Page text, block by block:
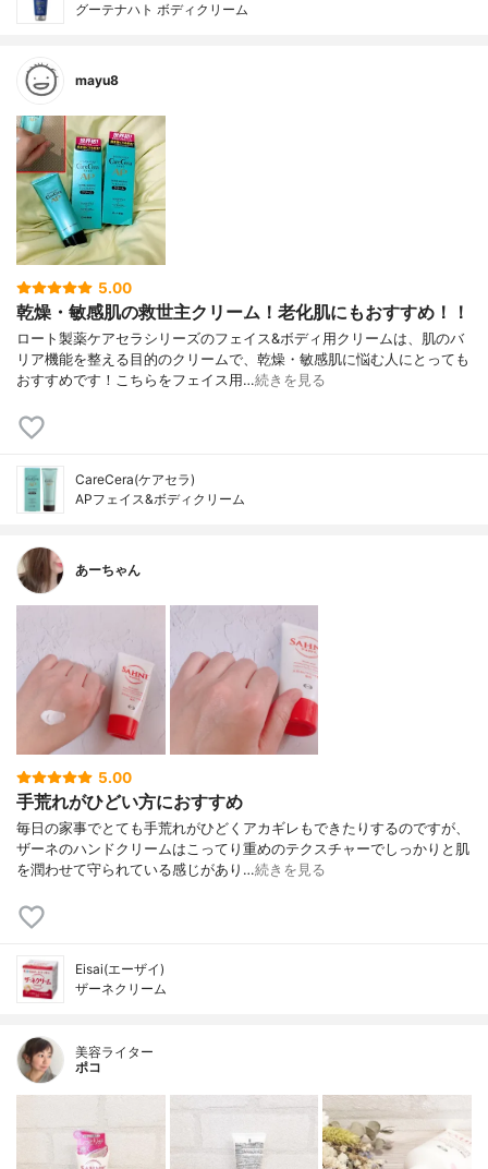
グーテナハト ボディクリーム
mayu8
5.00
乾燥・敏感肌の救世主クリーム！老化肌にもおすすめ！！
ロート製薬ケアセラシリーズのフェイス&ボディ用クリームは、肌のバ
リア機能を整える目的のクリームで、乾燥・敏感肌に悩む人にとっても
おすすめです！こちらをフェイス用…続きを見る
CareCera(ケアセラ)
APフェイス&ボディクリーム
あーちゃん
5.00
手荒れがひどい方におすすめ
毎日の家事でとても手荒れがひどくアカギレもできたりするのですが、
ザーネのハンドクリームはこってり重めのテクスチャーでしっかりと肌
を潤わせて守られている感じがあり…続きを見る
Eisai(エーザイ)
ザーネクリーム
美容ライター
ポコ